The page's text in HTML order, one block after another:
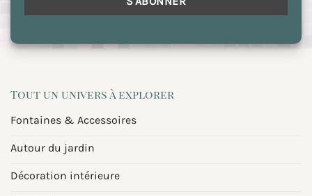
Tout un univers à explorer
Fontaines & Accessoires
Autour du jardin
Décoration intérieure